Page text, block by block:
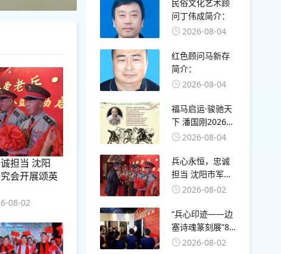
担当 沈阳
会开展颂英
08-02
民俗文化艺术顾
问丁伟成简介：
2026-08-04
红色顾问马新存
简介：
2026-08-04
福马启运·骏驰天
下 潘国刚2026马
年画马专题作品
2026-08-04
兵心永恒，忠诚
担当 沈阳市军旅
传统研究会开展
公益活动
2026-08-02
“兵心印迹——边
塞诗魂篆刻展”8
月1日在上海开幕
2026-08-02